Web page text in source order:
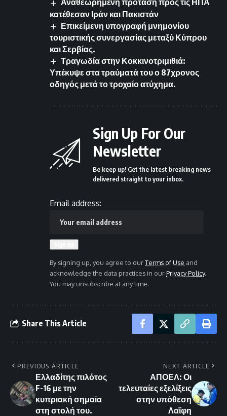
Αναθεωρημένη πρόταση προς τις ΗΠΑ
κατέθεσαν Ιράν και Πακιστάν
Επικείμενη υπογραφή μνημονίου
τουριστικής συνεργασίας μεταξύ Κύπρου
και Σερβίας.
Τραγωδία στην Κοκκινοτριμιθιά:
Υπέκυψε στα τραύματά του ο 87χρονος
οδηγός μετά το τροχαίο ατύχημα.
Sign Up For Our
Newsletter
Be keep up! Get the latest breaking news
delivered straight to your inbox.
Email address:
By signing up, you agree to ourTerms of Use and
acknowledge the data practices in ourPrivacy Policy.
You may unsubscribe at any time.
Share This Article
PREVIOUS ARTICLE
Ελλαδίτης πιλότος
F-16 με την
κυπριακή σημαία
στη στολή του.
NEXT ARTICLE
ΑΠΟΕΛ: Οι
τελευταίες εξελίξεις
στην υπόθεση
Λαΐφη